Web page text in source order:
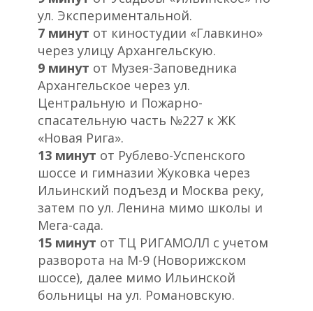
ул. Экспериментальной.
7 минут от киностудии «Главкино»
через улицу Архангельскую.
9 минут от Музея-Заповедника
Архангельское через ул.
Центральную и Пожарно-
спасательную часть №227 к ЖК
«Новая Рига».
13 минут от Рублево-Успенского
шоссе и гимназии Жуковка через
Ильинский подъезд и Москва реку,
затем по ул. Ленина мимо школы и
Мега-сада.
15 минут от ТЦ РИГАМОЛЛ с учетом
разворота на М-9 (Новорижском
шоссе), далее мимо Ильинской
больницы на ул. Романовскую.